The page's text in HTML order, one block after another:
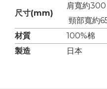
尺寸(mm)
肩寬約300
頸部寬約
材質
100%棉
製造
日本